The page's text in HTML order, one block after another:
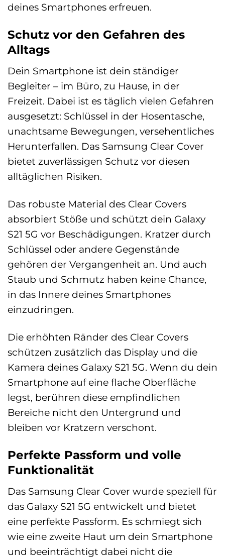
deines Smartphones erfreuen.
Schutz vor den Gefahren des
Alltags
Dein Smartphone ist dein ständiger
Begleiter – im Büro, zu Hause, in der
Freizeit. Dabei ist es täglich vielen Gefahren
ausgesetzt: Schlüssel in der Hosentasche,
unachtsame Bewegungen, versehentliches
Herunterfallen. Das Samsung Clear Cover
bietet zuverlässigen Schutz vor diesen
alltäglichen Risiken.
Das robuste Material des Clear Covers
absorbiert Stöße und schützt dein Galaxy
S21 5G vor Beschädigungen. Kratzer durch
Schlüssel oder andere Gegenstände
gehören der Vergangenheit an. Und auch
Staub und Schmutz haben keine Chance,
in das Innere deines Smartphones
einzudringen.
Die erhöhten Ränder des Clear Covers
schützen zusätzlich das Display und die
Kamera deines Galaxy S21 5G. Wenn du dein
Smartphone auf eine flache Oberfläche
legst, berühren diese empfindlichen
Bereiche nicht den Untergrund und
bleiben vor Kratzern verschont.
Perfekte Passform und volle
Funktionalität
Das Samsung Clear Cover wurde speziell für
das Galaxy S21 5G entwickelt und bietet
eine perfekte Passform. Es schmiegt sich
wie eine zweite Haut um dein Smartphone
und beeinträchtigt dabei nicht die